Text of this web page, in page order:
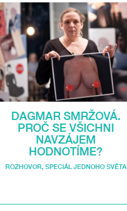
DAGMAR SMRŽOVÁ.
PROČ SE VŠICHNI
NAVZÁJEM
HODNOTÍME?
ROZHOVOR, SPECIÁL JEDNOHO SVĚTA